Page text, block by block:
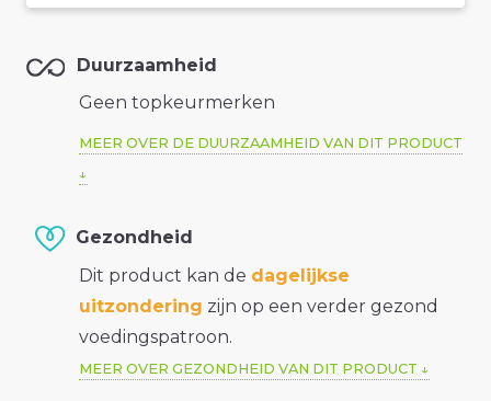
Duurzaamheid
Geen topkeurmerken
MEER OVER DE DUURZAAMHEID VAN DIT PRODUCT
Gezondheid
Dit product kan de dagelijkse
uitzondering zijn op een verder gezond
voedingspatroon.
MEER OVER GEZONDHEID VAN DIT PRODUCT